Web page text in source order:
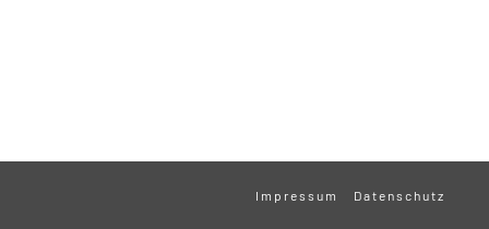
Impressum Datenschutz